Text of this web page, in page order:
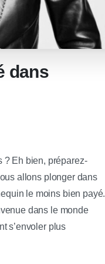
dans
? Eh bien, préparez-
allons plonger dans
le moins bien payé.
dans le monde
s’envoler plus